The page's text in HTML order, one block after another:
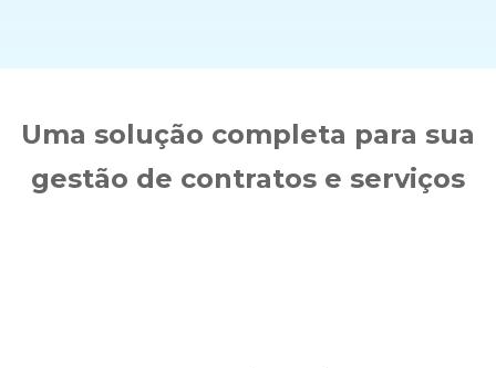
Uma solução completa para sua
gestão de contratos e serviços